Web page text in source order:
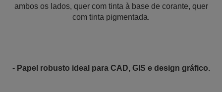
ambos os lados, quer com tinta à base de corante, quer
com tinta pigmentada.
- Papel robusto ideal para CAD, GIS e design gráfico.